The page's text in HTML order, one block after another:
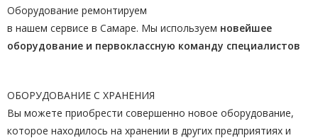
Оборудование ремонтируем
в нашем сервисе в Самаре. Мы используем новейшее
оборудование и первоклассную команду специалистов
ОБОРУДОВАНИЕ С ХРАНЕНИЯ
Вы можете приобрести совершенно новое оборудование,
которое находилось на хранении в других предприятиях и